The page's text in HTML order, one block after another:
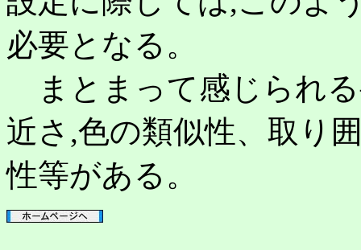
必要となる。
まとまって感じられ
近さ,色の類似性、取り
性等がある。